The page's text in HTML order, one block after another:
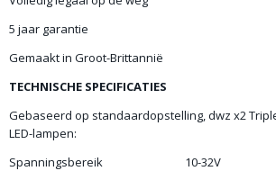
5 jaar garantie
Gemaakt in Groot-Brittannië
TECHNISCHE SPECIFICATIES
Gebaseerd op standaardopstelling, dwz x2
LED-lampen:
Spanningsbereik
10-32V